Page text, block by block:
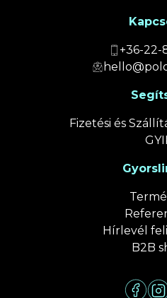
+36-22-
Fizetési és
Hírlevél
B2B